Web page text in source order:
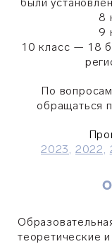
8
9
10 класс — 18
По
обращаться
2023, 2022,
теоретические